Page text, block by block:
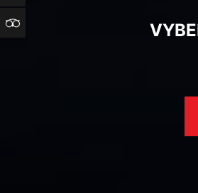
TripAdvisor